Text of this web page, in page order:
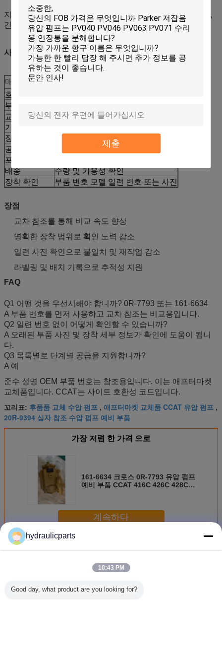
제출
지속적인 작업 현장 및 임대 운영에서 백호 로더의 유지보수,
긴급 수리, 예방 교체 및 예비 부품 비축.
사양
매개변수
값
호환성 코드
부품 번호
교차 참조
0R-7793
기계 유형
장착 모델
416C 426C 428C 436C 438C
공급 유형
애프터마켓 교체
포장
배송
수량 및 가용성 확인
장착 확인
부품 번호 모델 일련 번호 또는 사진
장점
교차 참조를 통해 비교 속도 향상
명확한 장착 범위로 확인 노력 감소
일련 사진 확인으로 불일치 및 재작업 감소
라벨링 및 배치 기록으로 추적성 지원
FAQ
Q1 어떤 것을 우선시해야 합니까? 0R-7793 또는 161-6634
A 부품 번호를 먼저 사용하고 교차 참조는 비교용입니다.
Q2 일련 번호 없이 어떻게 확인할 수 있습니까?
A 오래된 부품 사진 및 장착 세부 정보가 확인에 도움이 됩니
다.
Q3 목록별로 단계별 공급을 지원합니까?
A 예
준수 성명 OEM 부품 번호는 참조용입니다. 이는 애프터마켓
교체품입니다. CCAT는 사이트 호환성 코드입니다.
꼬리표: 후품품 교체 수압 펌프 , 애프터마켓 교체품 CCAT 유압 펌프 ,
20R-9394 십자 참조 수압 펌프 예비 부품
가장 저렴 한 가격 으로
161-6634 크로스 0R-7793 유압 펌프
예비 부품 CCAT 416C 426C 428C
계속하다
더 많은 것
hydraulicparts
10:43 PM
Good day, what product are you looking for?